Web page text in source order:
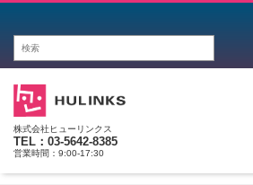
株式会社ヒューリンクス
TEL：03-5642-8385
営業時間：9:00-17:30